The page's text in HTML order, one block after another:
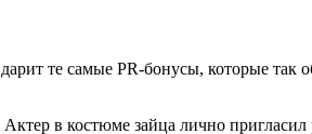
те самые PR-бонусы, которые так
в костюме зайца лично пригласил